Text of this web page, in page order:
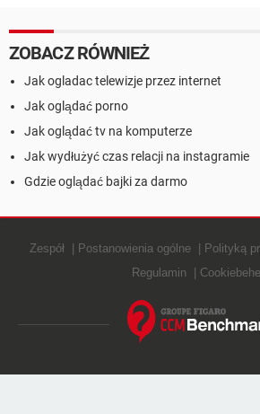
ZOBACZ RÓWNIEŻ
Jak ogladac telewizje przez internet
Jak oglądać porno
Jak oglądać tv na komputerze
Jak wydłużyć czas relacji na instagramie
Gdzie oglądać bajki za darmo
Zespół Postanowienia ogólne Polityką
Regulamin